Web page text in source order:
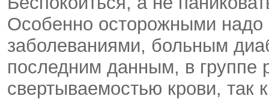
Особенно осторожными
заболеваниями, больным
последним данным, в
свертываемостью крови, так